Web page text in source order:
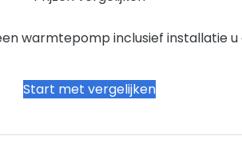
warmtepomp inclusief installatie
Start met vergelijken